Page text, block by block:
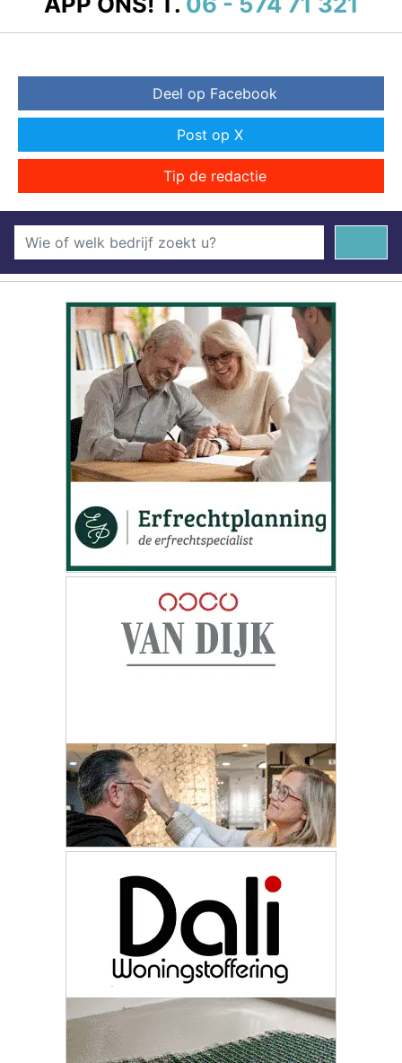
Deel op Facebook
Post op X
Tip de redactie